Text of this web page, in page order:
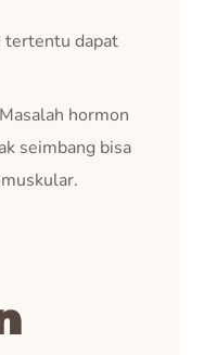
tertentu dapat
hormon
seimbang bisa